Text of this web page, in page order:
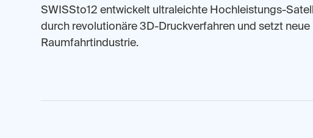
SWISSto12 entwickelt ultraleichte Hochleistungs-
durch revolutionäre 3D-Druckverfahren und setzt
Raumfahrtindustrie.